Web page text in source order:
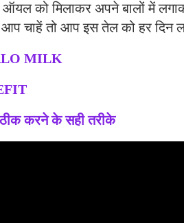
को मिलाकर अपने बालों में
आप चाहें तो आप इस तेल को हर दिन
MILK
करने के सही तरीके